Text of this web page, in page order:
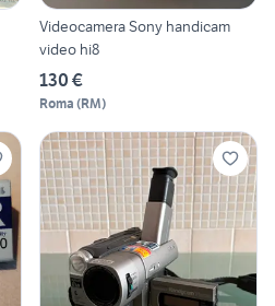
Videocamera Sony handicam
video hi8
130 €
Roma (RM)